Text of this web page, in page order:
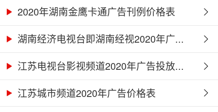
2020年湖南金鹰卡通广告刊例价格表
湖南经济电视台即湖南经视2020年广...
江苏电视台影视频道2020年广告投放...
江苏城市频道2020年广告价格表